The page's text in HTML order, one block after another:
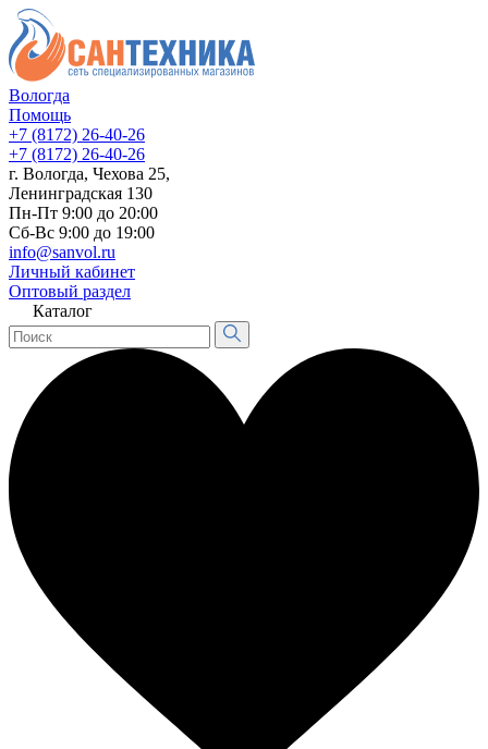
Вологда
Помощь
+7 (8172) 26-40-26
+7 (8172) 26-40-26
г. Вологда, Чехова 25,
Ленинградская 130
Пн-Пт 9:00 до 20:00
Сб-Вс 9:00 до 19:00
info@sanvol.ru
Личный кабинет
Оптовый раздел
Каталог